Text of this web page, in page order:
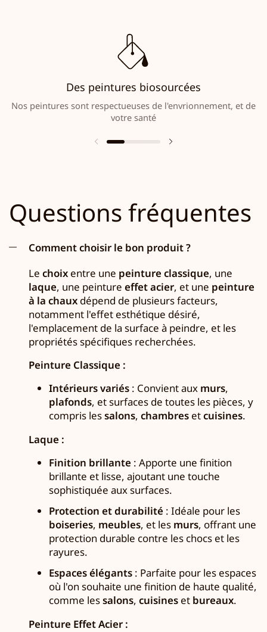
Des peintures biosourcées
Nos peintures sont respectueuses de l'envrionnement, et de
votre santé
Questions fréquentes
Comment choisir le bon produit ?
Le choix entre une peinture classique, une
laque, une peinture effet acier, et une peinture
à la chaux dépend de plusieurs facteurs,
notamment l'effet esthétique désiré,
l'emplacement de la surface à peindre, et les
propriétés spécifiques recherchées.
Peinture Classique :
Intérieurs variés: Convient aux murs,
plafonds, et surfaces de toutes les pièces, y
compris lessalons, chambresetcuisines.
Laque :
Finition brillante : Apporte une finition
brillante et lisse, ajoutant une touche
sophistiquée aux surfaces.
Protection et durabilité : Idéale pour les
boiseries, meubles, et les murs, offrant une
protection durable contre les chocs et les
rayures.
Espaces élégants: Parfaite pour les espaces
où l'on souhaite une finition de haute qualité,
comme lessalons, cuisineset bureaux.
Peinture Effet Acier :